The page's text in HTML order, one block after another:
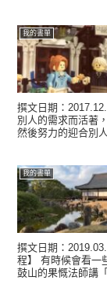
我的書單
撰文日期：
別人的需求而活著
然後努力的迎合別
我的書單
撰文日期：
程】 有時候會看一
鼓山的果慨法師講